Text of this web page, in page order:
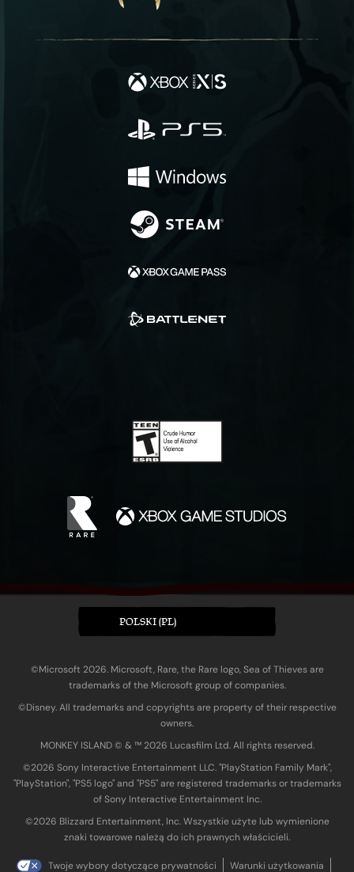
POLSKI (PL)
©Microsoft 2026. Microsoft, Rare, the Rare logo, Sea of Thieves are
trademarks of the Microsoft group of companies.
©Disney. All trademarks and copyrights are property of their respective
owners.
MONKEY ISLAND © & ™ 20‍26 Lucasfilm Ltd. All rights reserved.
©2026 Sony Interactive Entertainment LLC. "PlayStation Family Mark",
"PlayStation", "PS5 logo" and "PS5" are registered trademarks or trademarks
of Sony Interactive Entertainment Inc.
©2026 Blizzard Entertainment, Inc. Wszystkie użyte lub wymienione
znaki towarowe należą do ich prawnych właścicieli.
Twoje wybory dotyczące prywatności Warunki użytkowania